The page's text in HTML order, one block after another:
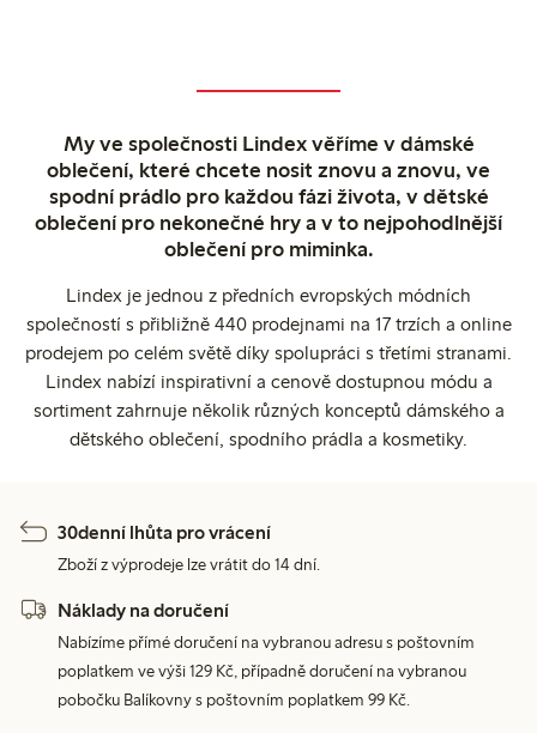
My ve společnosti Lindex věříme v dámské
oblečení, které chcete nosit znovu a znovu, ve
spodní prádlo pro každou fázi života, v dětské
oblečení pro nekonečné hry a v to nejpohodlnější
oblečení pro miminka.
Lindex je jednou z předních evropských módních
společností s přibližně 440 prodejnami na 17 trzích a online
prodejem po celém světě díky spolupráci s třetími stranami.
Lindex nabízí inspirativní a cenově dostupnou módu a
sortiment zahrnuje několik různých konceptů dámského a
dětského oblečení, spodního prádla a kosmetiky.
30denní lhůta pro vrácení
Zboží z výprodeje lze vrátit do 14 dní.
Náklady na doručení
Nabízíme přímé doručení na vybranou adresu s poštovním
poplatkem ve výši 129 Kč, případně doručení na vybranou
pobočku Balíkovny s poštovním poplatkem 99 Kč.